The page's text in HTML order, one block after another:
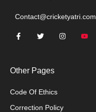
Contact@cricketyatri.com
Other Pages
Code Of Ethics
Correction Policy